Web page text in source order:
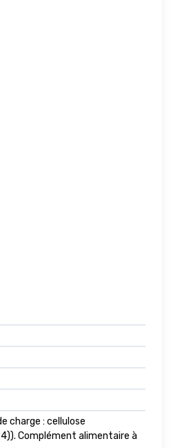
charge : cellulose
Complément alimentaire à